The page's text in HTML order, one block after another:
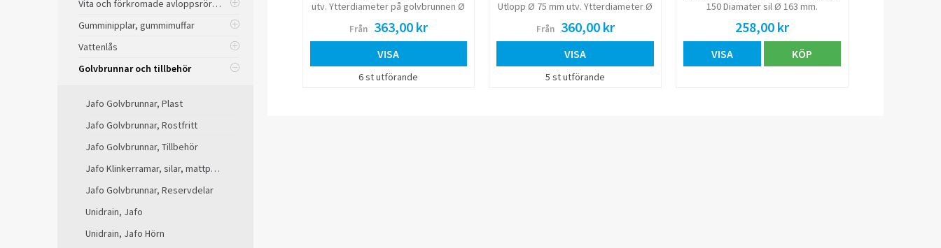
Vita och förkromade avloppsrör och delar
Gumminipplar, gummimuffar
Vattenlås
Golvbrunnar och tillbehör
Jafo Golvbrunnar, Plast
Jafo Golvbrunnar, Rostfritt
Jafo Golvbrunnar, Tillbehör
Jafo Klinkerramar, silar, mattpaket
Jafo Golvbrunnar, Reservdelar
Unidrain, Jafo
Unidrain, Jafo Hörn
utv. Ytterdiameter på golvbrunnen Ø
Från 363,00 kr
VISA
6 st utförande
Utlopp Ø 75 mm utv. Ytterdiameter Ø
Epoxibelagt gjutjärn
Från 360,00 kr
VISA
5 st utförande
150 Diamater sil Ø 163 mm.
258,00 kr
VISA KÖP